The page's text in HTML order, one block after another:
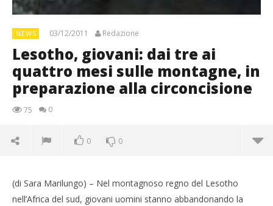
NEWS 03/12/2011 Redazione
Lesotho, giovani: dai tre ai
quattro mesi sulle montagne, in
preparazione alla circoncisione
75 0
0 0
(di Sara Marilungo) – Nel montagnoso regno del Lesotho
nell’Africa del sud, giovani uomini stanno abbandonando la